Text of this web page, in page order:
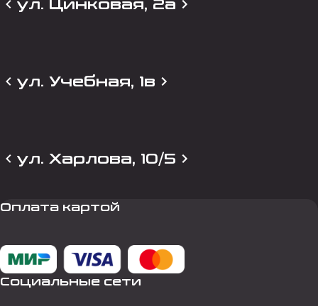
ул. Цинковая, 2а
ул. Учебная, 1в
ул. Харлова, 10/5
Оплата картой
Социальные сети